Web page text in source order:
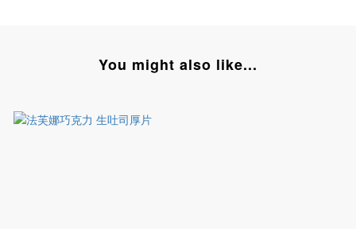
You might also like...